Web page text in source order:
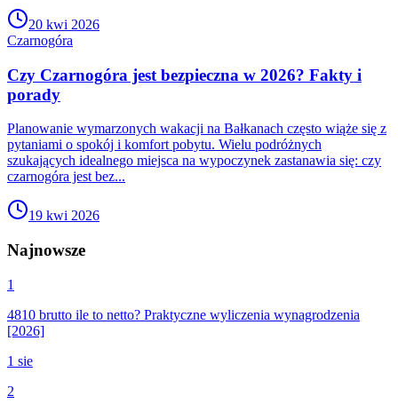
20 kwi 2026
Czarnogóra
Czy Czarnogóra jest bezpieczna w 2026? Fakty i
porady
Planowanie wymarzonych wakacji na Bałkanach często wiąże się z
pytaniami o spokój i komfort pobytu. Wielu podróżnych
szukających idealnego miejsca na wypoczynek zastanawia się: czy
czarnogóra jest bez...
19 kwi 2026
Najnowsze
1
4810 brutto ile to netto? Praktyczne wyliczenia wynagrodzenia
[2026]
1 sie
2